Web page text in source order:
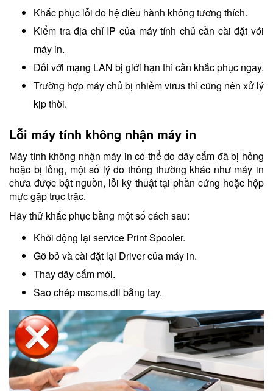
Khắc phục lỗi do hệ điều hành không tương thích.
Kiểm tra địa chỉ IP của máy tính chủ cần cài đặt với
máy in.
Đối với mạng LAN bị giới hạn thì cần khắc phục ngay.
Trường hợp máy chủ bị nhiễm virus thì cũng nên xử lý
kịp thời.
Lỗi máy tính không nhận máy in
Máy tính không nhận máy in có thể do dây cắm đã bị hỏng
hoặc bị lỏng, một số lý do thông thường khác như máy in
chưa được bật nguồn, lỗi kỹ thuật tại phần cứng hoặc hộp
mực gặp trục trặc.
Hãy thử khắc phục bằng một số cách sau:
Khởi động lại service Print Spooler.
Gỡ bỏ và cài đặt lại Driver của máy in.
Thay dây cắm mới.
Sao chép mscms.dll bằng tay.